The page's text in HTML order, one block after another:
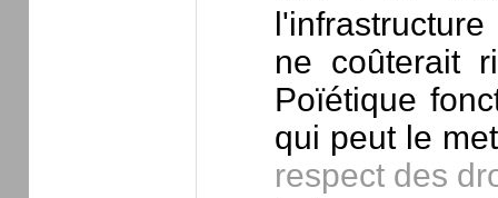
ne coûterait
Poïétique
qui peut le
respect des